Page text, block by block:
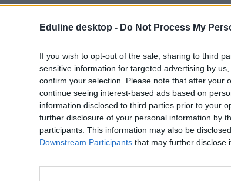
Eduline desktop - Do Not Process My
If you wish to opt-out of the sale, sharing to third
sensitive information for targeted advertising by
confirm your selection. Please note that after your
continue seeing interest-based ads based on
information disclosed to third parties prior to your
further disclosure of your personal information by
participants. This information may also be
Downstream Participants that may further disclose